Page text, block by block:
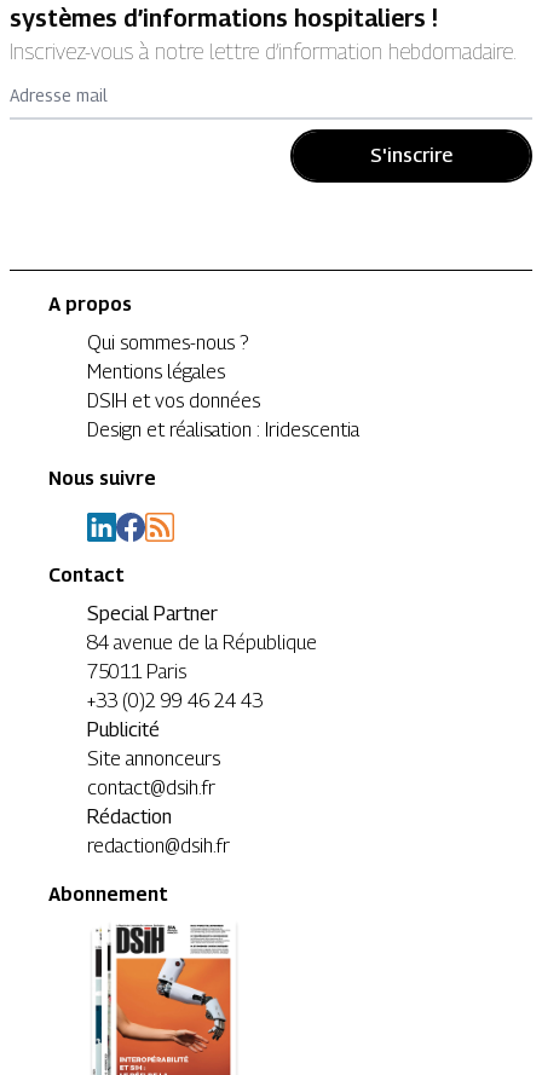
systèmes d’informations hospitaliers !
Inscrivez-vous à notre lettre d’information hebdomadaire.
Adresse mail
S'inscrire
A propos
Qui sommes-nous ?
Mentions légales
DSIH et vos données
Design et réalisation : Iridescentia
Nous suivre
Contact
Special Partner
84 avenue de la République
75011 Paris
+33 (0)2 99 46 24 43
Publicité
Site annonceurs
contact@dsih.fr
Rédaction
redaction@dsih.fr
Abonnement